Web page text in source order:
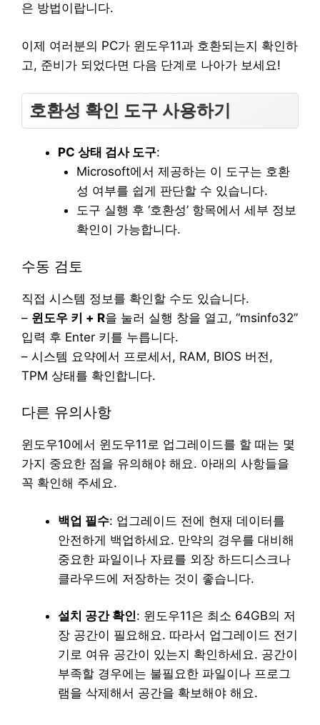
은 방법이랍니다.
이제 여러분의 PC가 윈도우11과 호환되는지 확인하
고, 준비가 되었다면 다음 단계로 나아가 보세요!
호환성 확인 도구 사용하기
PC 상태 검사 도구:
Microsoft에서 제공하는 이 도구는 호환
성 여부를 쉽게 판단할 수 있습니다.
도구 실행 후 ‘호환성’ 항목에서 세부 정보
확인이 가능합니다.
수동 검토
직접 시스템 정보를 확인할 수도 있습니다.
– 윈도우 키 + R을 눌러 실행 창을 열고, “msinfo32”
입력 후 Enter 키를 누릅니다.
– 시스템 요약에서 프로세서, RAM, BIOS 버전,
TPM 상태를 확인합니다.
다른 유의사항
윈도우10에서 윈도우11로 업그레이드를 할 때는 몇
가지 중요한 점을 유의해야 해요. 아래의 사항들을
꼭 확인해 주세요.
백업 필수: 업그레이드 전에 현재 데이터를
안전하게 백업하세요. 만약의 경우를 대비해
중요한 파일이나 자료를 외장 하드디스크나
클라우드에 저장하는 것이 좋습니다.
설치 공간 확인: 윈도우11은 최소 64GB의 저
장 공간이 필요해요. 따라서 업그레이드 전기
기로 여유 공간이 있는지 확인하세요. 공간이
부족할 경우에는 불필요한 파일이나 프로그
램을 삭제해서 공간을 확보해야 해요.